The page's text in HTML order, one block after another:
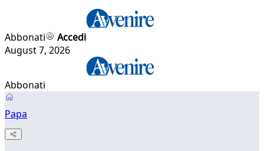
Abbonati
Accedi
August 7, 2026
Abbonati
Papa